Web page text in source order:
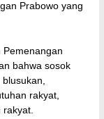
Prabowo yang
Pemenangan
bahwa sosok
rakyat,
rakyat.